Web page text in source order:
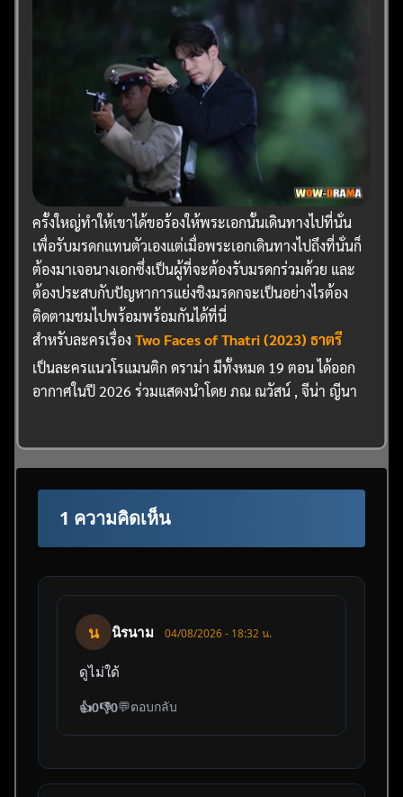
ครั้งใหญ่ทำให้เขาได้ขอร้องให้พระเอกนั้นเดินทางไปที่นั่น
เพื่อรับมรดกแทนตัวเองแต่เมื่อพระเอกเดินทางไปถึงที่นั่นก็
ต้องมาเจอนางเอกซึ่งเป็นผู้ที่จะต้องรับมรดกร่วมด้วย และ
ต้องประสบกับปัญหาการแย่งชิงมรดกจะเป็นอย่างไรต้อง
ติดตามชมไปพร้อมพร้อมกันได้ที่นี่
สำหรับละครเรื่องTwo Faces of Thatri (2023) ธาตรี
เป็นละครแนวโรแมนติก ดราม่า มีทั้งหมด 19 ตอน ได้ออก
อากาศในปี 2026 ร่วมแสดงนำโดย ภณ ณวัสน์ , จีน่า ญีนา
1 ความคิดเห็น
น นิรนาม 04/08/2026 - 18:32 น.
ดูไม่ใด้
👍0👎0💬ตอบกลับ